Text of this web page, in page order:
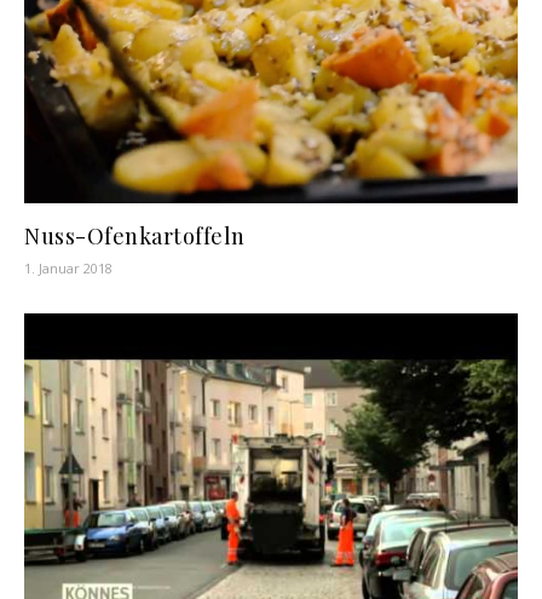
Nuss-Ofenkartoffeln
1. Januar 2018